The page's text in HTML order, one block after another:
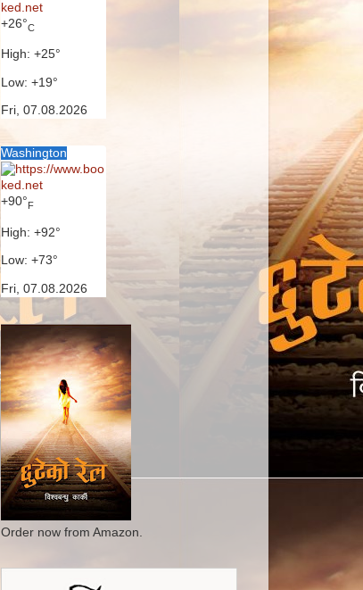
+26°C
High: +25°
Low: +19°
Fri, 07.08.2026
Washington
+90°F
High: +92°
Low: +73°
Fri, 07.08.2026
Order now from Amazon.